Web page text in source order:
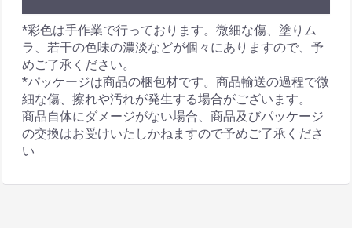
*彩色は手作業で行っております。微細な傷、塗りム
ラ、若干の色味の濃淡などが個々にありますので、予
めご了承ください。
*パッケージは商品の梱包材です。商品輸送の過程で微
細な傷、擦れや汚れが発生する場合がございます。
商品自体にダメージがない場合、商品及びパッケージ
の交換はお受けいたしかねますので予めご了承くださ
い